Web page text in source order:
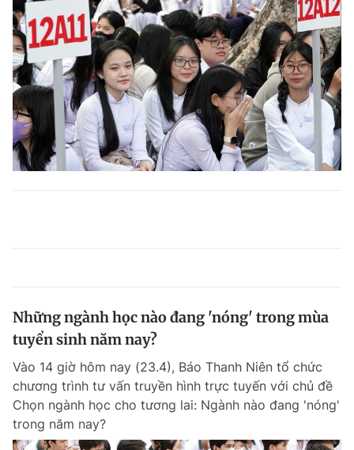
Những ngành học nào đang 'nóng' trong mùa
tuyển sinh năm nay?
Vào 14 giờ hôm nay (23.4), Báo Thanh Niên tổ chức
chương trình tư vấn truyền hình trực tuyến với chủ đề
Chọn ngành học cho tương lai: Ngành nào đang 'nóng'
trong năm nay?